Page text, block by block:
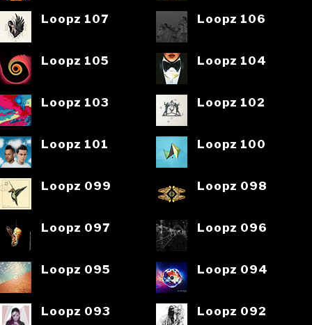
Loopz 107 Loopz 106
Loopz 105 Loopz 104
Loopz 103 Loopz 102
Loopz 101 Loopz 100
Loopz 099 Loopz 098
Loopz 097 Loopz 096
Loopz 095 Loopz 094
Loopz 093 Loopz 092